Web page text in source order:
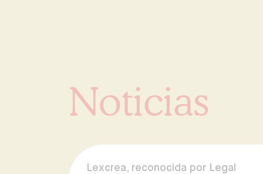
Noticias
Lexcrea, reconocida por Legal